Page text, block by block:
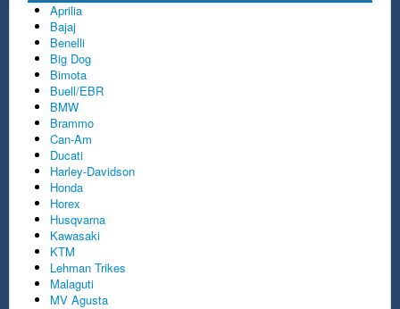
Aprilia
Bajaj
Benelli
Big Dog
Bimota
Buell/EBR
BMW
Brammo
Can-Am
Ducati
Harley-Davidson
Honda
Horex
Husqvarna
Kawasaki
KTM
Lehman Trikes
Malaguti
MV Agusta